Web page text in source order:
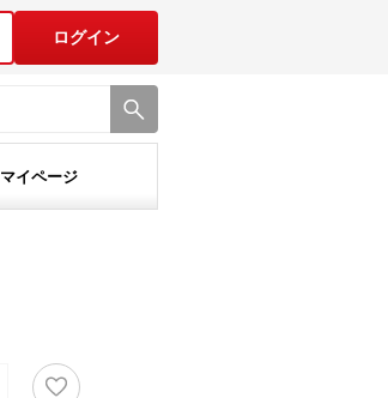
ログイン
マイページ
♡